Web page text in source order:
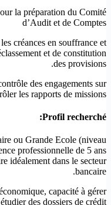
la préparation du Comité
d’Audit et de Comptes
créances en souffrance et
et de constitution
des provisions.
des engagements sur
les rapports de missions
Profil recherché:
ou Grande Ecole (niveau
professionnelle de 5 ans
idéalement dans le secteur
bancaire.
capacité à gérer
des dossiers de crédit.